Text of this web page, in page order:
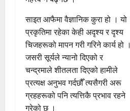
साइत आफैमा वैज्ञानिक कुरा हो । यो
प्रकृतिमा रहेका केही अदृश्य र दृश्य
चिजहरूको मापन गरी गरिने कार्य हो ।
जसरी सूर्यले न्यानो दिएको र
चन्द्रमाले शीतलता दिएको हामीले
प्रत्यक्ष अनुभव गर्दछौँ त्यसैगरी अरू
ग्रहहरूको पनि त्यत्तिकै प्रभाव रहने
गरेको छ ।